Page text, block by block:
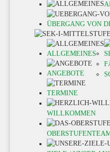
ÜBERGANG VON
ALLGEMEINES
ANGEBOTE
TERMINE
WILLKOMMEN